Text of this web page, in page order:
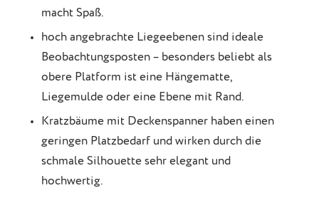
macht Spaß.
hoch angebrachte Liegeebenen sind ideale
Beobachtungsposten – besonders beliebt als
obere Platform ist eine Hängematte,
Liegemulde oder eine Ebene mit Rand.
Kratzbäume mit Deckenspanner haben einen
geringen Platzbedarf und wirken durch die
schmale Silhouette sehr elegant und
hochwertig.